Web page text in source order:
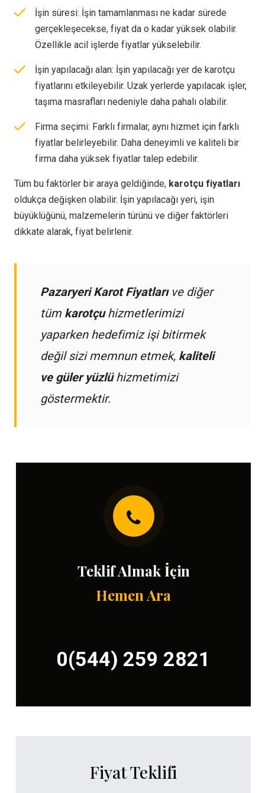
İşin süresi: İşin tamamlanması ne kadar sürede
gerçekleşecekse, fiyat da o kadar yüksek olabilir.
Özellikle acil işlerde fiyatlar yükselebilir.
İşin yapılacağı alan: İşin yapılacağı yer de karotçu
fiyatlarını etkileyebilir. Uzak yerlerde yapılacak işler,
taşıma masrafları nedeniyle daha pahalı olabilir.
Firma seçimi: Farklı firmalar, aynı hizmet için farklı
fiyatlar belirleyebilir. Daha deneyimli ve kaliteli bir
firma daha yüksek fiyatlar talep edebilir.
Tüm bu faktörler bir araya geldiğinde, karotçu fiyatları
oldukça değişken olabilir. İşin yapılacağı yeri, işin
büyüklüğünü, malzemelerin türünü ve diğer faktörleri
dikkate alarak, fiyat belirlenir.
Pazaryeri Karot Fiyatlarıve diğer
tüm karotçuhizmetlerimizi
yaparken hedefimiz işi bitirmek
değil sizi memnun etmek, kaliteli
ve güler yüzlühizmetimizi
göstermektir.
Teklif Almak İçin
Hemen Ara
0(544) 259 2821
Fiyat Teklifi